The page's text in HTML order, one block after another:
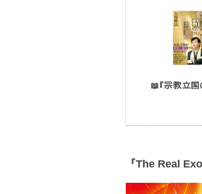
📖『宗教立国
『The Real